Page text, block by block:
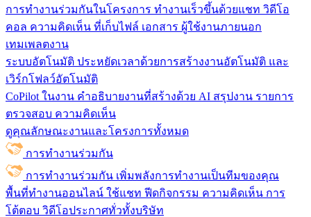
การทำงานร่วมกันในโครงการ ทํางานเร็วขึ้นด้วยแชท วิดีโอ
คอล ความคิดเห็น ที่เก็บไฟล์ เอกสาร ผู้ใช้งานภายนอก
เทมเพลตงาน
ระบบอัตโนมัติ ประหยัดเวลาด้วยการสร้างงานอัตโนมัติ และ
เวิร์กโฟลว์อัตโนมัติ
CoPilot ในงาน คำอธิบายงานที่สร้างด้วย AI สรุปงาน รายการ
ตรวจสอบ ความคิดเห็น
ดูคุณลักษณะงานและโครงการทั้งหมด
การทำงานร่วมกัน
การทำงานร่วมกัน เพิ่มพลังการทำงานเป็นทีมของคุณ
พื้นที่ทำงานออนไลน์ ใช้แชท ฟีดกิจกรรม ความคิดเห็น การ
โต้ตอบ วิดีโอประกาศทั่วทั้งบริษัท